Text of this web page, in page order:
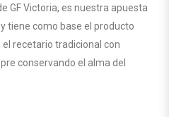
GF Victoria, es nuestra apuesta
tiene como base el producto
recetario tradicional con
conservando el alma del